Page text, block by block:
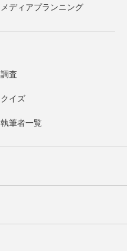
メディアプランニング
調査
クイズ
執筆者一覧